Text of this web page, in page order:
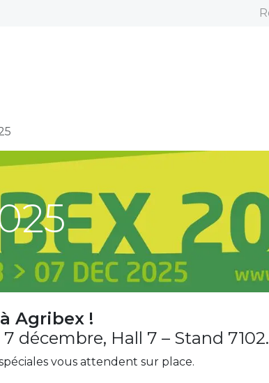
Agribex !
décembre, Hall 7 – Stand 7102.
vous attendent sur place.